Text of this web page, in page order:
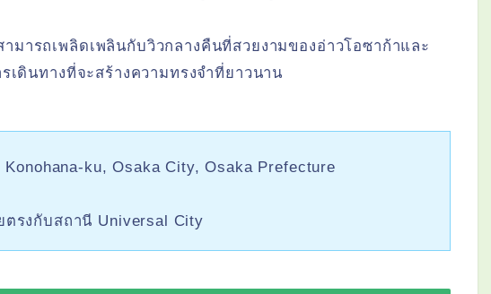
ารถเพลิดเพลินกับวิวกลางคืนที่สวยงามของอ่าวโอซาก้าและ
เดินทางที่จะสร้างความทรงจำที่ยาวนาน
ku, Osaka City, Osaka Prefecture
ตรงกับสถานี Universal City